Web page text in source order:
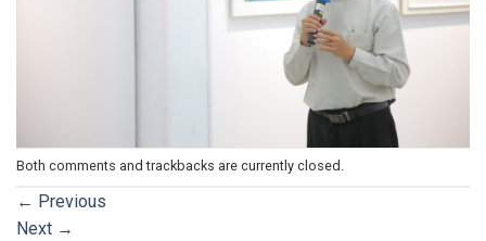
Both comments and trackbacks are currently closed.
← Previous
Next →